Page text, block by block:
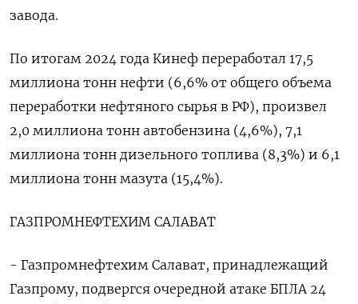
завода.
По итогам 2024 года Кинеф переработал 17,5
миллиона тонн нефти (6,6% от общего объема
переработки нефтяного сырья в РФ), произвел
2,0 миллиона тонн автобензина (4,6%), 7,1
миллиона тонн дизельного топлива (8,3%) и 6,1
миллиона тонн мазута (15,4%).
ГАЗПРОМНЕФТЕХИМ САЛАВАТ
- Газпромнефтехим Салават, принадлежащий
Газпрому, подвергся очередной атаке БПЛА 24